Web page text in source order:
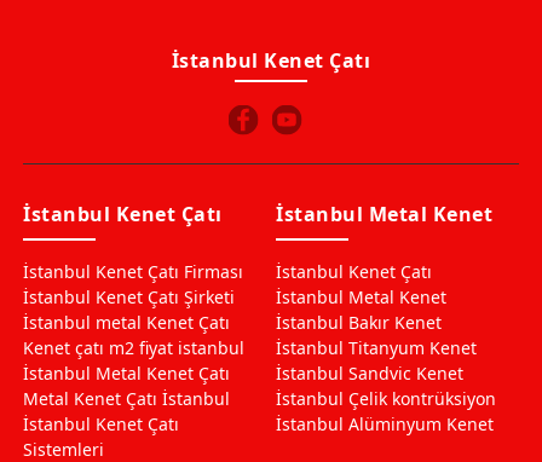
İstanbul Kenet Çatı
İstanbul Kenet Çatı
İstanbul Kenet Çatı Firması
İstanbul Kenet Çatı Şirketi
İstanbul metal Kenet Çatı
Kenet çatı m2 fiyat istanbul
İstanbul Metal Kenet Çatı
Metal Kenet Çatı İstanbul
İstanbul Kenet Çatı
Sistemleri
İstanbul Metal Kenet
İstanbul Kenet Çatı
İstanbul Metal Kenet
İstanbul Bakır Kenet
İstanbul Titanyum Kenet
İstanbul Sandvic Kenet
İstanbul Çelik kontrüksiyon
İstanbul Alüminyum Kenet